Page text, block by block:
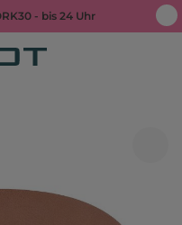
- bis 24 Uhr